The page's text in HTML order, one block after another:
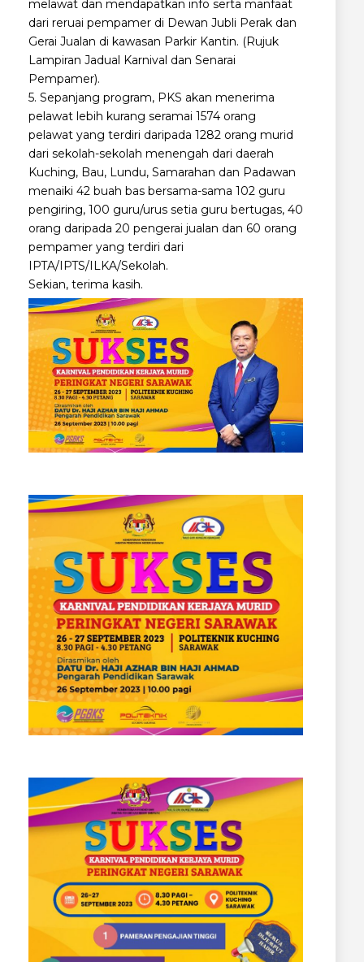
melawat dan mendapatkan info serta manfaat
dari reruai pempamer di Dewan Jubli Perak dan
Gerai Jualan di kawasan Parkir Kantin. (Rujuk
Lampiran Jadual Karnival dan Senarai
Pempamer).
5. Sepanjang program, PKS akan menerima
pelawat lebih kurang seramai 1574 orang
pelawat yang terdiri daripada 1282 orang murid
dari sekolah-sekolah menengah dari daerah
Kuching, Bau, Lundu, Samarahan dan Padawan
menaiki 42 buah bas bersama-sama 102 guru
pengiring, 100 guru/urus setia guru bertugas, 40
orang daripada 20 pengerai jualan dan 60 orang
pempamer yang terdiri dari
IPTA/IPTS/ILKA/Sekolah.
Sekian, terima kasih.